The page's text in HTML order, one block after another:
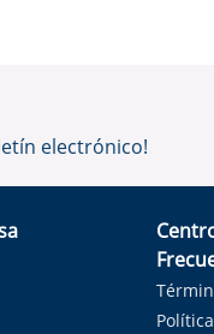
electrónico!